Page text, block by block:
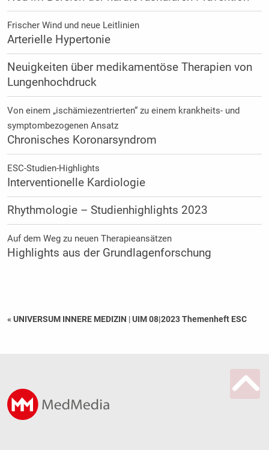
Frischer Wind und neue Leitlinien
Arterielle Hypertonie
Neuigkeiten über medikamentöse Therapien von
Lungenhochdruck
Von einem „ischämiezentrierten“ zu einem krankheits- und
symptombezogenen Ansatz
Chronisches Koronarsyndrom
ESC-Studien-Highlights
Interventionelle Kardiologie
Rhythmologie – Studienhighlights 2023
Auf dem Weg zu neuen Therapieansätzen
Highlights aus der Grundlagenforschung
« UNIVERSUM INNERE MEDIZIN |UIM 08|2023 Themenheft ESC